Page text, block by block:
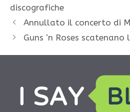
discografiche
Annullato il concerto di
Guns ‘n Roses scatenano